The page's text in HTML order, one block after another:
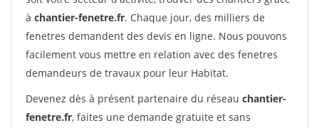
à chantier-fenetre.fr. Chaque jour, des milliers de
fenetres demandent des devis en ligne. Nous pouvons
facilement vous mettre en relation avec des fenetres
demandeurs de travaux pour leur Habitat.
Devenez dès à présent partenaire du réseau chantier-
fenetre.fr, faites une demande gratuite et sans